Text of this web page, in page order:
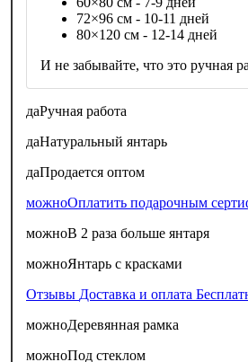
72×96 см - 10-11 дней
80×120 см - 12-14 дней
И не забывайте, что это ручная
даРучная работа
даНатуральный янтарь
даПродается оптом
можноОплатить подарочным
можноВ 2 раза больше янтаря
можноЯнтарь с красками
Отзывы Доставка и оплата
можноДеревянная рамка
можноПод стеклом